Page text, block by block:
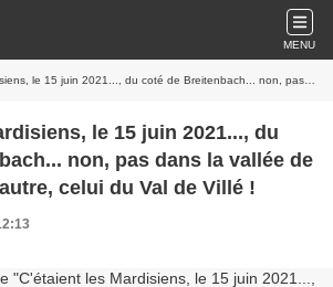
MENU
du coté de Breitenbach... non, pas dans la vallée de Munster mais l'autre, celui du Val de Villé !
le 15 juin 2021..., du
non, pas dans la vallée de
celui du Val de Villé !